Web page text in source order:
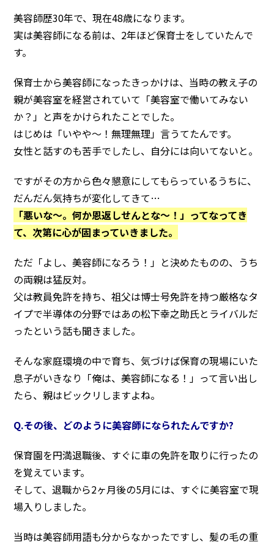
美容師歴30年で、現在48歳になります。
実は美容師になる前は、2年ほど保育士をしていたんで
す。
保育士から美容師になったきっかけは、当時の教え子の
親が美容室を経営されていて「美容室で働いてみない
か？」と声をかけられたことでした。
はじめは「いやや〜！無理無理」言うてたんです。
女性と話すのも苦手でしたし、自分には向いてないと。
ですがその方から色々懇意にしてもらっているうちに、
だんだん気持ちが変化してきて…
「悪いな〜。何か恩返しせんとな〜！」ってなってき
て、次第に心が固まっていきました。
ただ「よし、美容師になろう！」と決めたものの、うち
の両親は猛反対。
父は教員免許を持ち、祖父は博士号免許を持つ厳格なタ
イプで半導体の分野ではあの松下幸之助氏とライバルだ
ったという話も聞きました。
そんな家庭環境の中で育ち、気づけば保育の現場にいた
息子がいきなり「俺は、美容師になる！」って言い出し
たら、親はビックリしますよね。
Q.その後、どのように美容師になられたんですか?
保育園を円満退職後、すぐに車の免許を取りに行ったの
を覚えています。
そして、退職から2ヶ月後の5月には、すぐに美容室で現
場入りしました。
当時は美容師用語も分からなかったですし、髪の毛の重